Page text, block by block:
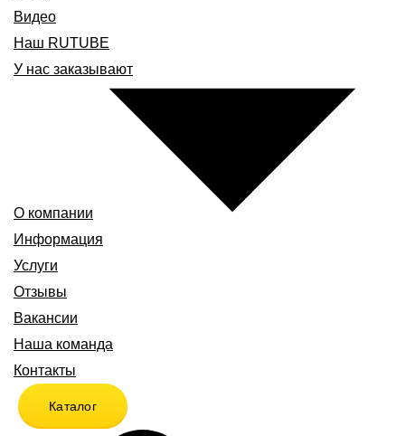
Видео
Наш RUTUBE
У нас заказывают
О компании
Информация
Услуги
Отзывы
Вакансии
Наша команда
Контакты
Каталог